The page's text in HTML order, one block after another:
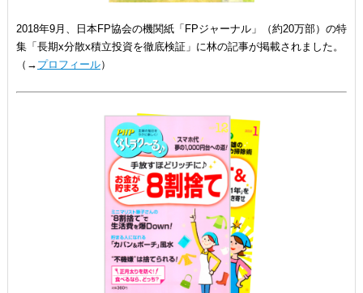
2018年9月、日本FP協会の機関紙「FPジャーナル」（約20万部）の特
集「長期x分散x積立投資を徹底検証」に林の記事が掲載されました。
（→ プロフィール）